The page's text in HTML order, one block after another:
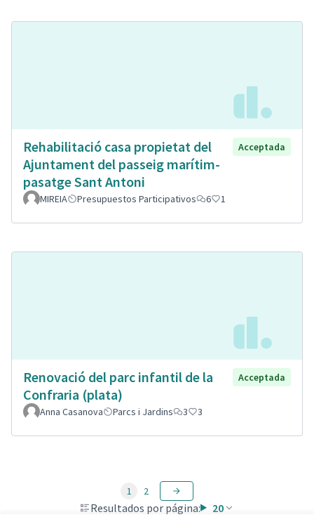
Rehabilitació casa propietat del
Ajuntament del passeig marítim-
pasatge Sant Antoni
Acceptada
MIREIA Presupuestos Participativos 6 1
Renovació del parc infantil de la
Confraria (plata)
Acceptada
Anna Casanova Parcs i Jardins 3 3
Resultados por página: 20
1 2